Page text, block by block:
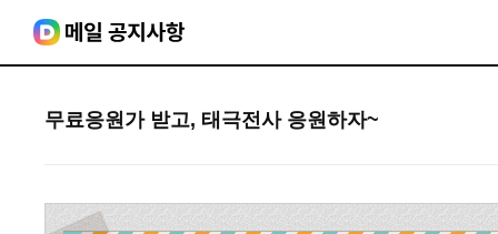
무료응원가 받고, 태극전사 응원하자~